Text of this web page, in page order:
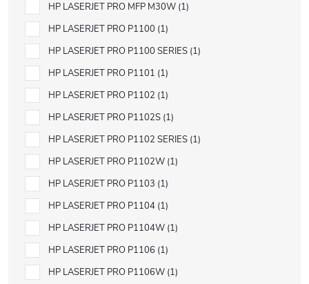
HP LASERJET PRO MFP M30W 1
HP LASERJET PRO P1100 1
HP LASERJET PRO P1100 SERIES 1
HP LASERJET PRO P1101 1
HP LASERJET PRO P1102 1
HP LASERJET PRO P1102S 1
HP LASERJET PRO P1102 SERIES 1
HP LASERJET PRO P1102W 1
HP LASERJET PRO P1103 1
HP LASERJET PRO P1104 1
HP LASERJET PRO P1104W 1
HP LASERJET PRO P1106 1
HP LASERJET PRO P1106W 1